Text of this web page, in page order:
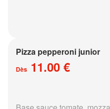
Pizza pepperoni junior
Dès 11.00 €